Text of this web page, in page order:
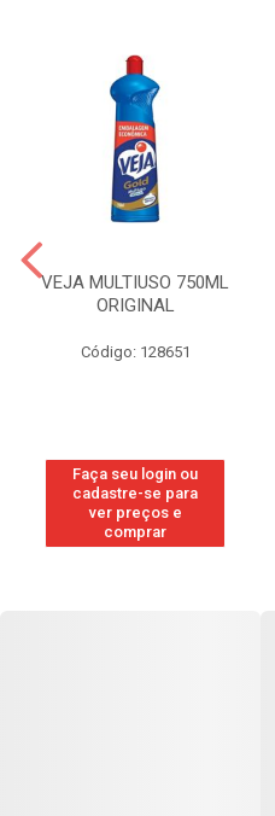
VEJA MULTIUSO 750ML
ORIGINAL
Código: 128651
Faça seu login ou
cadastre-se para
ver preços e
comprar